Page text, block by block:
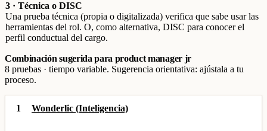
3 · Técnica o DISC
Una prueba técnica (propia o digitalizada) verifica que sabe usar las
herramientas del rol. O, como alternativa, DISC para conocer el
perfil conductual del cargo.
Combinación sugerida para product manager jr
8 pruebas · tiempo variable. Sugerencia orientativa: ajústala a tu
proceso.
1 Wonderlic (Inteligencia)